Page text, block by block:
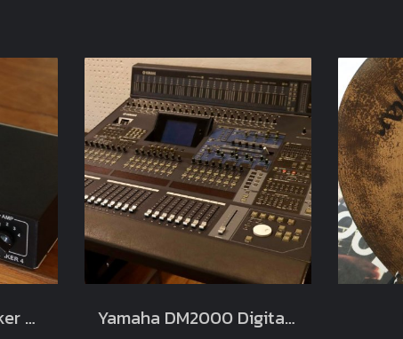
De Lisle Amp-Speaker Selector V1 Yamaha DM2000 Digital Mixer